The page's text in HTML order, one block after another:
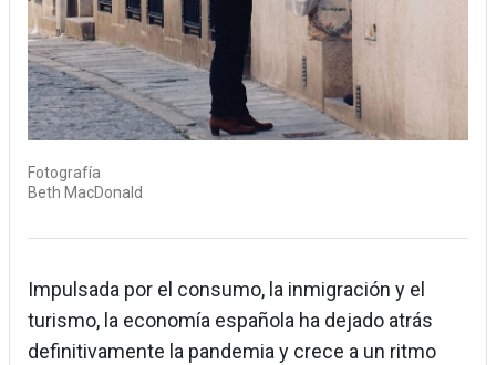
Fotografía
Beth MacDonald
Impulsada por el consumo, la inmigración y el
turismo, la economía española ha dejado atrás
definitivamente la pandemia y crece a un ritmo